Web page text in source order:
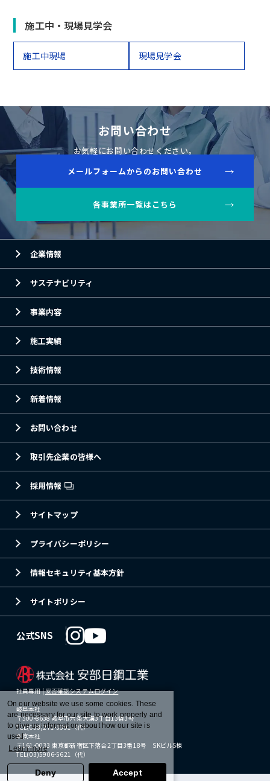
施工中・現場見学会
施工中現場 現場見学会
お問い合わせ
お気軽にお問い合わせください。
メールフォームからのお問い合わせ
各事業所一覧はこちら
企業情報
サステナビリティ
事業内容
施工実績
技術情報
新着情報
お問い合わせ
取引先企業の皆様へ
採用情報
サイトマップ
プライバシーポリシー
情報セキュリティ基本方針
サイトポリシー
公式SNS
社員専用 |安否確認システムログイン
岐阜本社
〒500-8638 岐阜市六条大溝3丁目13番3号
TEL(058)271-3391（代）
東京本社
〒161-0033 東京都新宿区下落合2丁目3番18号 SKビルS棟
TEL(03)5906-5621（代）
On our website we use some cookies. These
are necessary for our site to work properly and
to give us information about how our site is
used.
Learn more
Deny Accept